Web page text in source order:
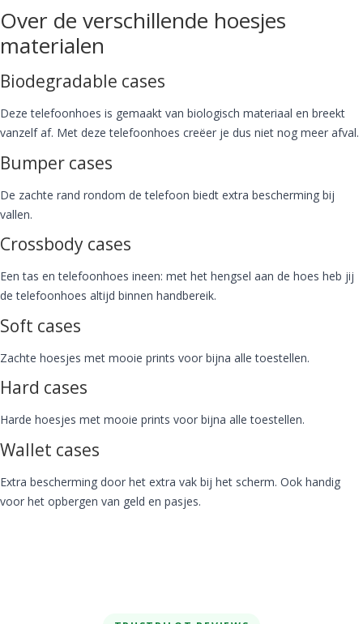
Over de verschillende hoesjes
materialen
Biodegradable cases
Deze telefoonhoes is gemaakt van biologisch materiaal en breekt
vanzelf af. Met deze telefoonhoes creëer je dus niet nog meer afval.
Bumper cases
De zachte rand rondom de telefoon biedt extra bescherming bij
vallen.
Crossbody cases
Een tas en telefoonhoes ineen: met het hengsel aan de hoes heb jij
de telefoonhoes altijd binnen handbereik.
Soft cases
Zachte hoesjes met mooie prints voor bijna alle toestellen.
Hard cases
Harde hoesjes met mooie prints voor bijna alle toestellen.
Wallet cases
Extra bescherming door het extra vak bij het scherm. Ook handig
voor het opbergen van geld en pasjes.